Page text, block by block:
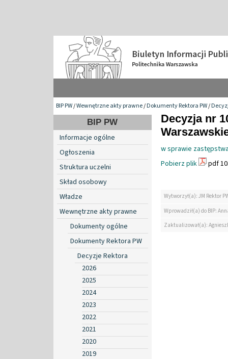
BIP PW/Wewnętrzne akty prawne/Dokumenty Rektora PW/
BIP PW
Informacje ogólne
Ogłoszenia
Struktura uczelni
Skład osobowy
Władze
Wewnętrzne akty prawne
Dokumenty ogólne
Dokumenty Rektora PW
Decyzje Rektora
2026
2025
2024
2023
2022
2021
2020
2019
Decyzja nr
w sprawie
Pobierz plik
pdf
Wytworzył(a): JM Rektor
Wprowadził(a) do BIP:
Zaktualizował(a):